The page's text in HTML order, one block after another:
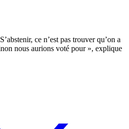
ce n’est pas trouver qu’on a
nous aurions voté pour », explique